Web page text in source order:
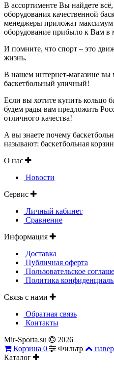
В ассортименте Вы найдете
оборудования качественной
менеджеры приложат
оборудование прибыло к Вам в
И помните, что спорт – это
жизнь.
В нашем интернет-магазине вы
баскетбольный уличный!
Если вы хотите купить кольцо
будем рады вам предложить
отличного качества!
А вы знаете почему
называют: баскетбольная
О нас
Новости
Сервис
Личный кабинет
Сравнение
Информация
Доставка
Публичная оферта
Пользовательское
Политика
Связь с нами
Обратная связь
Контакты
Mir-Sporta.su
2026
Корзина 0 Фильтр
Каталог